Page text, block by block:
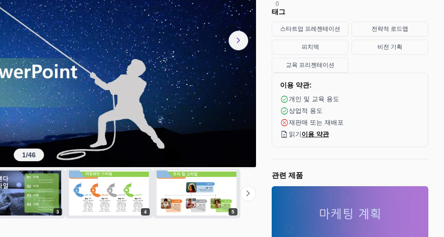
chevron_right
1/46
3 4 5
chevron_right
0
태그
스타트업 프레젠테이션 전략적 로드맵
피치덱 비전 기획
교육 프리젠테이션
이용 약관:
check_circle개인 및 교육 용도
check_circle상업적 용도
cancel재판매 또는 재배포
description 읽기 이용 약관
관련 제품